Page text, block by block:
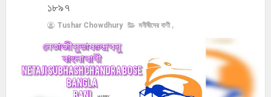
১৮৯৭
Tushar Chowdhury মনীষীদের বাণী ,